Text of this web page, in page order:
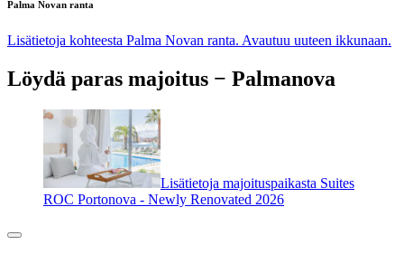
Palma Novan ranta
Lisätietoja kohteesta Palma Novan ranta. Avautuu uuteen ikkunaan.
Löydä paras majoitus − Palmanova
Lisätietoja majoituspaikasta Suites
ROC Portonova - Newly Renovated 2026